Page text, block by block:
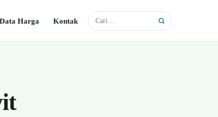
Data Harga Kontak